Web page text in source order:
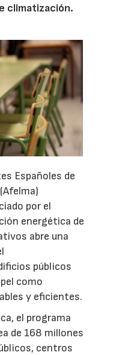
climatización.
Españoles de
por el
energética de
abre una
públicos
como
y eficientes.
el programa
de 168 millones
centros